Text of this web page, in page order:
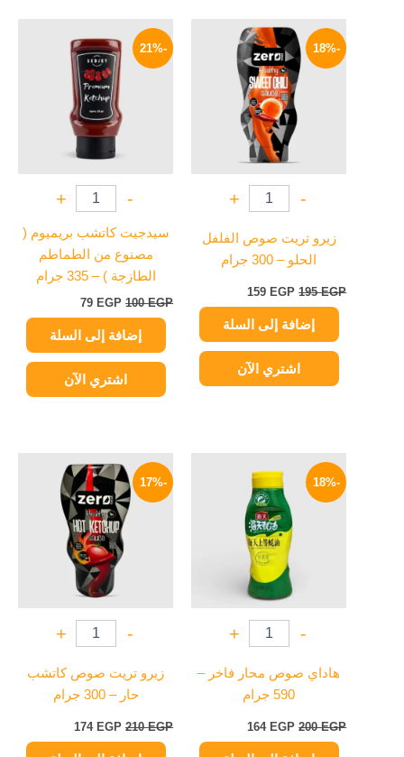
-18%
-
+
زيرو تريت صوص الفلفل
الحلو – 300 جرام
195EGP
السعر
الأصلي
هو:
195 EGP.
159 EGP
السعر
الحالي
هو:
159 EGP.
إضافة إلى السلة
اشتري الآن
-21%
-
+
سيدجيت كاتشب بريميوم (
مصنوع من الطماطم
الطازجة ) – 335 جرام
100EGP
الأصلي
هو:
100 EGP.
79 EGP
الحالي
هو:
79 EGP.
إضافة إلى السلة
اشتري الآن
-18%
-
+
هاداي صوص محار فاخر –
590 جرام
200EGP
الأصلي
هو:
200 EGP.
164 EGP
164 EGP.
-17%
-
+
زيرو تريت صوص كاتشب
حار – 300 جرام
210EGP
الأصلي
هو:
210 EGP.
174 EGP
الحالي
هو:
174 EGP.